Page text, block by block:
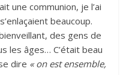
une communion, je l’ai
beaucoup.
des gens de
les âges… C’était beau
dire « on est ensemble,